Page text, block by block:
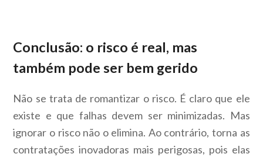
Conclusão: o risco é real, mas
também pode ser bem gerido
Não se trata de romantizar o risco. É claro que ele
existe e que falhas devem ser minimizadas. Mas
ignorar o risco não o elimina. Ao contrário, torna as
contratações inovadoras mais perigosas, pois elas